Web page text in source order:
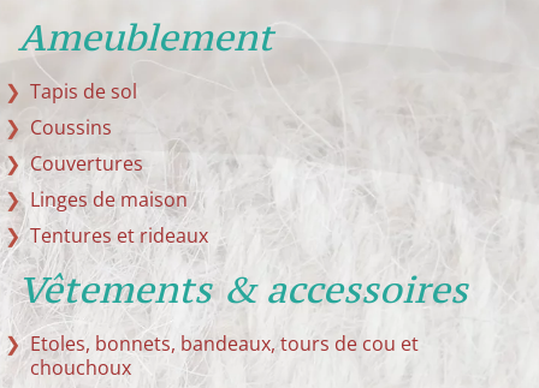
Ameublement
Tapis de sol
Coussins
Couvertures
Linges de maison
Tentures et rideaux
Vêtements & accessoires
Etoles, bonnets, bandeaux, tours de cou et
chouchoux